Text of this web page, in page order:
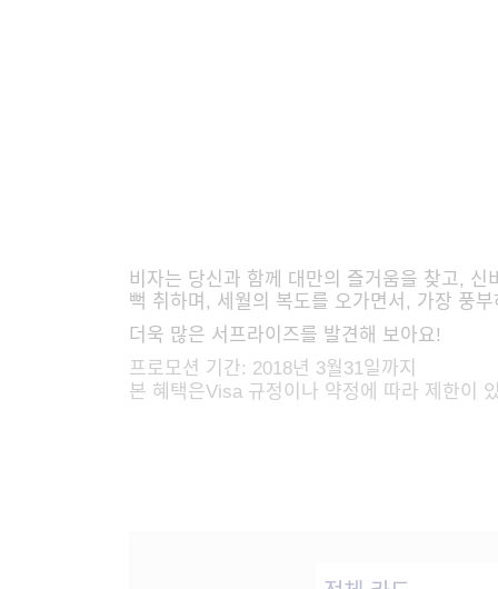
비자는 당신과 함께 대만의 즐거움을 찾고,
뻑 취하며, 세월의 복도를 오가면서, 가장 풍
더욱 많은 서프라이즈를 발견해 보아요!
프로모션 기간: 2018년 3월31일까지
본 혜택은Visa 규정이나 약정에 따라 제한이